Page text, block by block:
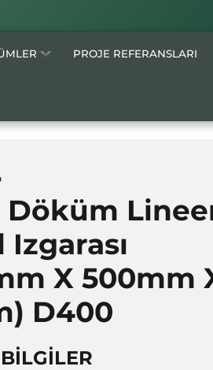
PROJE REFERANSLARI
Döküm
Izgarası
X 500mm
D400